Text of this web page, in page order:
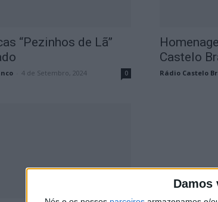
Damos
“Pezinhos de Lã”
4 de Setembro, 2024 0
Castelo
Rádio Castelo